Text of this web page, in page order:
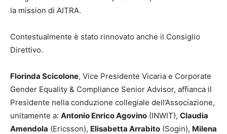
la mission di AITRA.
Contestualmente è stato rinnovato anche il Consiglio
Direttivo.
Florinda Scicolone, Vice Presidente Vicaria e Corporate
Gender Equality & Compliance Senior Advisor, affianca il
Presidente nella conduzione collegiale dell’Associazione,
unitamente a: Antonio Enrico Agovino (INWIT), Claudia
Amendola (Ericsson), Elisabetta Arrabito (Sogin), Milena